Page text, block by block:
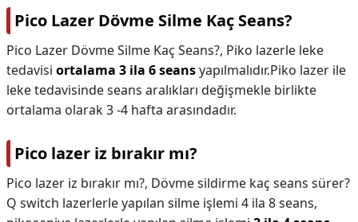
Pico Lazer Dövme Silme Kaç Seans?
Pico Lazer Dövme Silme Kaç Seans?, Piko lazerle leke
tedavisi ortalama 3 ila 6 seansyapılmalıdır.Piko lazer ile
leke tedavisinde seans aralıkları değişmekle birlikte
ortalama olarak 3 -4 hafta arasındadır.
Pico lazer iz bırakır mı?
Pico lazer iz bırakır mı?, Dövme sildirme kaç seans sürer?
Q switch lazerlerle yapılan silme işlemi 4 ila 8 seans,